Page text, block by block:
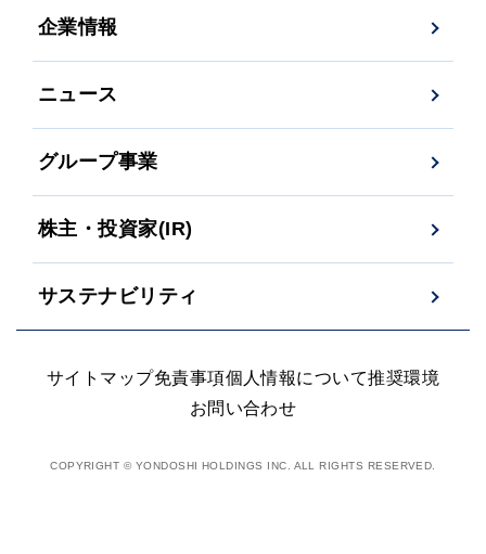
企業情報
ニュース
グループ事業
株主・投資家(IR)
サステナビリティ
サイトマップ免責事項個人情報について推奨環境
お問い合わせ
COPYRIGHT © YONDOSHI HOLDINGS INC. ALL RIGHTS RESERVED.